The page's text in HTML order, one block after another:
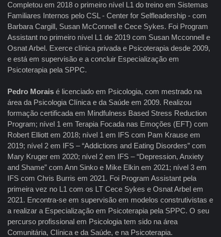
Completou em 2018 o primeiro nível L1 do treino em Sistemas
Familiares Internos pelo CSL - Center for Selfleadership - com
Barbara Cargill, Susan McConnell e Cece Sykes. Foi Program
Assistant no primeiro nível L1 de 2019 com Susan Mcconnell e
Osnat Arbel. Exerce clínica privada e Psicoterapia desde 2009,
e está em supervisão e a concluir Especialização em
Psicoterapia pela SPPC.
Pedro Morais é licenciado em Psicologia, com mestrado na
área da Psicologia Clínica e da Saúde em 2009. Realizou
formação certificada em Mindfulness Based Stress Reduction
Program; nível 1 em Terapia Focada nas Emoções (EFT) com
Robert Elliott em 2018; nível 1 em IFS com Pam Krause em
2019; nível 2 em IFS – “Addictions and Eating Disorders” com
Mary Kruger em 2020; nível 2 em IFS – “Depression, Anxiety
and Shame” com Ann Sinko e Mike Elkin em 2021; nível 3 em
IFS com Chris Burris em 2021. Foi Program Assistant pela
primeira vez no L1 com os LT Cece Sykes e Osnat Arbel em
2021. Encontra-se em supervisão em modelos construtivistas e
a realizar a Especialização em Psicoterapia pela SPPC. O seu
percurso profissional em Psicologia tem sido na área
Comunitária, Clínica e da Saúde, e na Psicoterapia.